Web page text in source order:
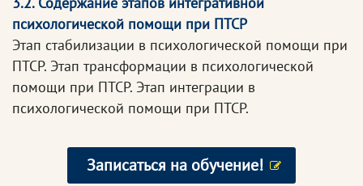
психологической помощи при ПТСР
Этап стабилизации в психологической помощи при
ПТСР. Этап трансформации в психологической
помощи при ПТСР. Этап интеграции в
психологической помощи при ПТСР.
Записаться на обучение!